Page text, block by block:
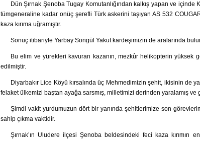
Dün Şırnak Şenoba Tugay Komutanlığından kalkış yapan ve içinde
tümgeneraline kadar onüç şerefli Türk askerini taşıyan AS 532
kaza kırıma uğramıştır.
Sonuç itibariyle Yarbay Songül Yakut kardeşimizin de aralarında
Bu elim ve yürekleri kavuran kazanın, mezkûr helikopterin yüksek
edilmiştir.
Diyarbakır Lice Köyü kırsalında üç Mehmedimizin şehit, ikisinin de
felaket ülkemizi baştan ayağa sarsmış, milletimizi derinden yaralamış ve
Şimdi vakit yurdumuzun dört bir yanında şehitlerimize son
sahip çıkma vaktidir.
Şırnak’ın Uludere ilçesi Şenoba beldesindeki feci kaza kırımın